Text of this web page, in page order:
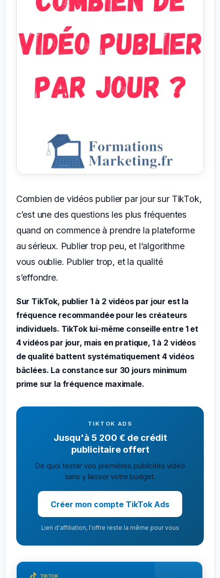
Combien de vidéos publier par jour sur TikTok,
c’est une des questions les plus fréquentes
quand on commence à prendre la plateforme
au sérieux. Publier trop peu, et l’algorithme
vous oublie. Publier trop, et la qualité
s’effondre.
Sur TikTok, publier 1 à 2 vidéos par jour est la
fréquence recommandée pour les créateurs
individuels. TikTok lui-même conseille entre 1 et
4 vidéos par jour, mais en pratique, 1 à 2 vidéos
de qualité battent systématiquement 4 vidéos
bâclées. La constance sur 30 jours minimum
prime sur la fréquence maximale.
TIKTOK ADS
Jusqu'à 5 200 € de crédit
publicitaire offert
De quoi tester vos premières publicités vidéo
sans y laisser votre budget.
Créer mon compte TikTok Ads
Lien d'affiliation, l'offre reste la même pour vous